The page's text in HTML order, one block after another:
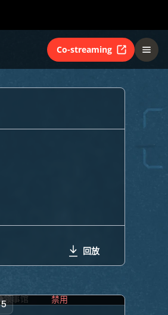
Co-streaming
回放
5 禁用